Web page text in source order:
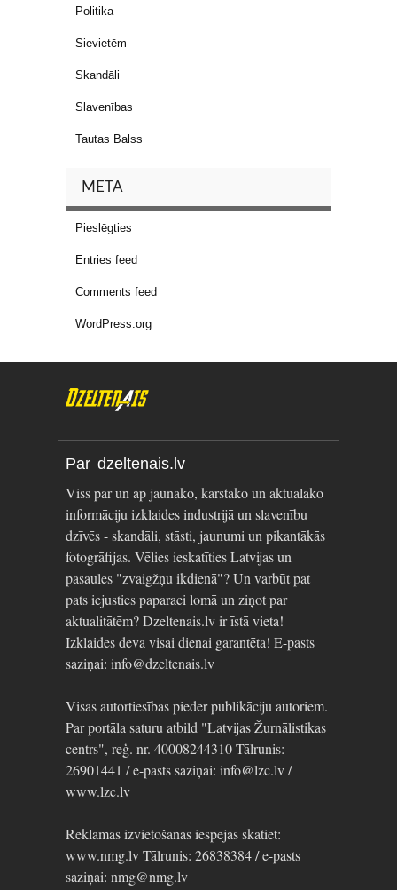
Politika
Sievietēm
Skandāli
Slavenības
Tautas Balss
META
Pieslēgties
Entries feed
Comments feed
WordPress.org
Par dzeltenais.lv
Viss par un ap jaunāko, karstāko un aktuālāko
informāciju izklaides industrijā un slavenību
dzīvēs - skandāli, stāsti, jaunumi un pikantākās
fotogrāfijas. Vēlies ieskatīties Latvijas un
pasaules "zvaigžņu ikdienā"? Un varbūt pat
pats iejusties paparaci lomā un ziņot par
aktualitātēm? Dzeltenais.lv ir īstā vieta!
Izklaides deva visai dienai garantēta! E-pasts
saziņai: info@dzeltenais.lv
Visas autortiesības pieder publikāciju autoriem.
Par portāla saturu atbild "Latvijas Žurnālistikas
centrs", reģ. nr. 40008244310 Tālrunis:
26901441 / e-pasts saziņai: info@lzc.lv /
www.lzc.lv
Reklāmas izvietošanas iespējas skatiet:
www.nmg.lv Tālrunis: 26838384 / e-pasts
saziņai: nmg@nmg.lv